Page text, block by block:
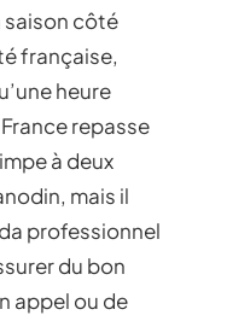
saison côté
française,
heure
repasse
à deux
mais il
professionnel
du bon
appel ou de